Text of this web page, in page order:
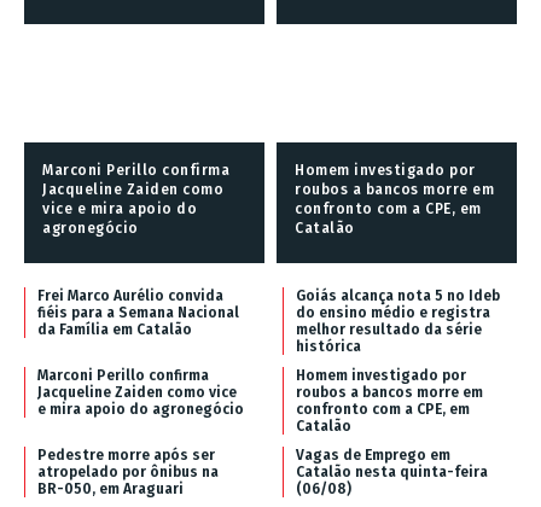
Marconi Perillo confirma
Jacqueline Zaiden como
vice e mira apoio do
agronegócio
Homem investigado por
roubos a bancos morre em
confronto com a CPE, em
Catalão
Frei Marco Aurélio convida
fiéis para a Semana Nacional
da Família em Catalão
Goiás alcança nota 5 no Ideb
do ensino médio e registra
melhor resultado da série
histórica
Marconi Perillo confirma
Jacqueline Zaiden como vice
e mira apoio do agronegócio
Homem investigado por
roubos a bancos morre em
confronto com a CPE, em
Catalão
Pedestre morre após ser
atropelado por ônibus na
BR-050, em Araguari
Vagas de Emprego em
Catalão nesta quinta-feira
(06/08)